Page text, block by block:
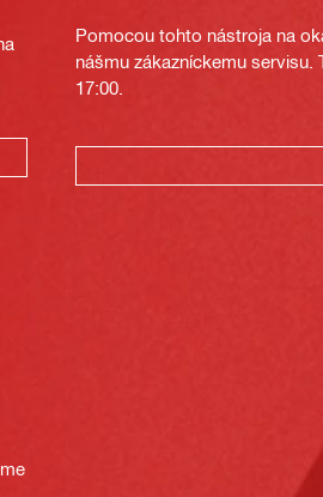
Pomocou tohto nástroja na
nášmu zákazníckemu
17:00.